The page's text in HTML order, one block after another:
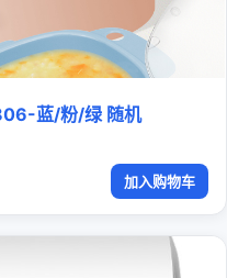
蓝/粉/绿 随机
加入购物车